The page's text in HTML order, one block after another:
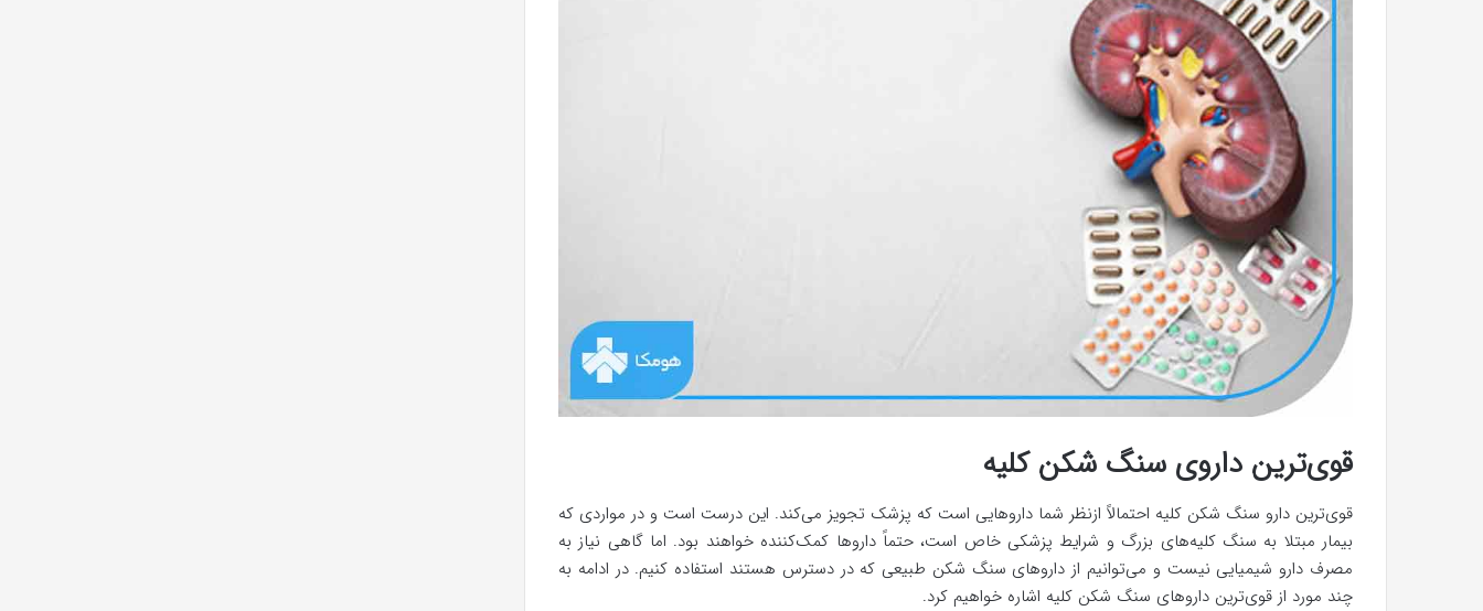
قوی‌ترین داروی سنگ شکن کلیه
قوی‌ترین دارو سنگ شکن کلیه احتمالاً ازنظر شما داروهایی است که پزشک تجویز می‌کند. این درست است و در مواردی که
بیمار مبتلا به سنگ کلیه‌های بزرگ و شرایط پزشکی خاص است، حتماً داروها کمک‌کننده خواهند بود. اما گاهی نیاز به
مصرف دارو شیمیایی نیست و می‌توانیم از داروهای سنگ شکن طبیعی که در دسترس هستند استفاده کنیم. در ادامه به
چند مورد از قوی‌ترین داروهای سنگ شکن کلیه اشاره خواهیم کرد.